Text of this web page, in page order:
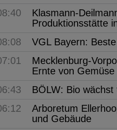
Klasmann-
Produktionsstätte
VGL Bayern:
Mecklenburg-
Ernte von
BÖLW: Bio
Arboretum
und Gebäude